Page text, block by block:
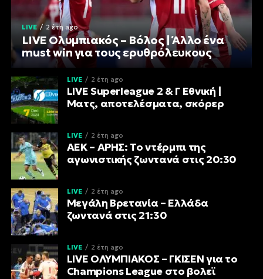
LIVE 2 έτη ago
LIVE Ολυμπιακός – Βόλος | Άλλο ένα
must win για τους ερυθρόλευκους
LIVE 2 έτη ago
LIVE Superleague 2 & Γ Εθνική |
Ματς, αποτελέσματα, σκόρερ
LIVE 2 έτη ago
ΑΕΚ – ΑΡΗΣ: Το ντέρμπι της
αγωνιστικής ζωντανά στις 20:30
LIVE 2 έτη ago
Μεγάλη Βρετανία – Ελλάδα
ζωντανά στις 21:30
LIVE 2 έτη ago
LIVE ΟΛΥΜΠΙΑΚΟΣ – ΓΚΙΣΕΝ για το
Champions League στο βολεϊ